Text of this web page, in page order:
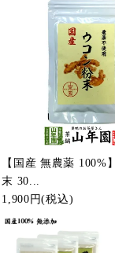
【国産 無農薬 100%
末 30...
1,900円(税込)